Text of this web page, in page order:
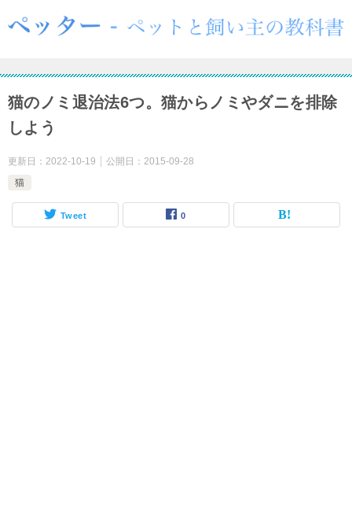
猫のノミ退治法6つ。猫からノミやダニを排除
しよう
更新日： 2022-10-19 公開日： 2015-09-28
猫
Tweet 0